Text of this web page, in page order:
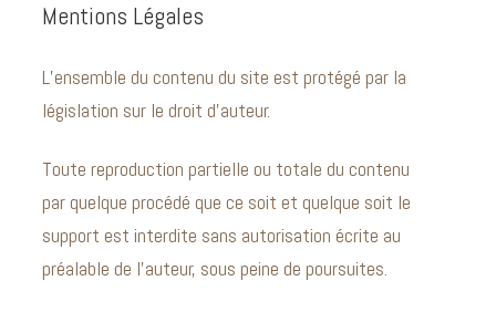
Mentions Légales
L’ensemble du contenu du site est protégé par la
législation sur le droit d’auteur.
Toute reproduction partielle ou totale du contenu
par quelque procédé que ce soit et quelque soit le
support est interdite sans autorisation écrite au
préalable de l’auteur, sous peine de poursuites.